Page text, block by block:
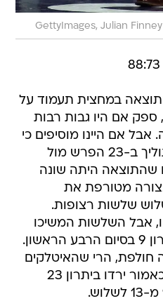
GettyImages, Julian Finney
במחצית תעמוד על
ספק אם היו גבות רבות
אבל אם היינו מוסיפים כי
דווקא מילאנו תהיה זו שתוליך ב-23 הפרש מול
שהתוצאה היתה שונה
מטורפת את
שלשות רצופות.
אבל השלשות המשיכו
להיכנס, ומילאנו ירדה ביתרון 9 בסיום הרבע הראשון.
חולפת, הרי שהאיטלקים
לא עצרו, המשיכו לטווח וכאמור ירדו ביתרון 23